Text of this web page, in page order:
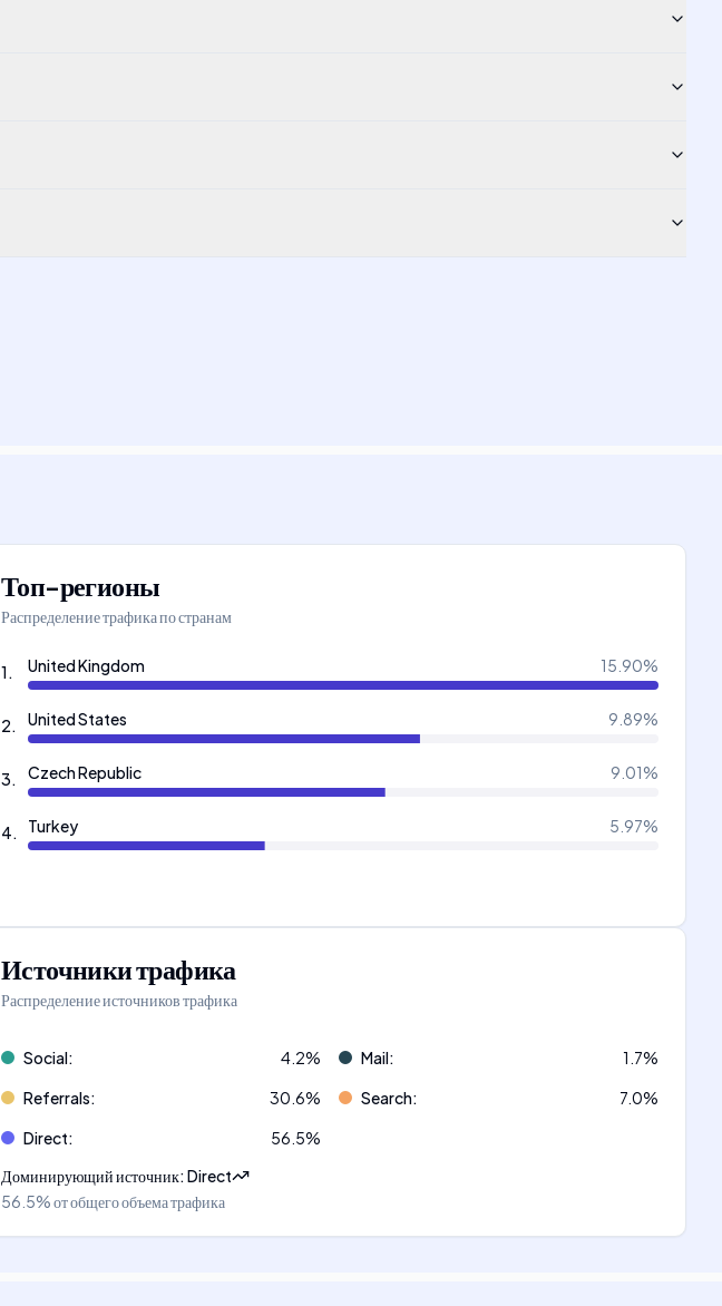
Топ-регионы
Распределение трафика по странам
1. United Kingdom 15.90%
2. United States 9.89%
3. Czech Republic 9.01%
4. Turkey 5.97%
Источники трафика
Распределение источников трафика
Social: 4.2% Mail: 1.7%
Referrals: 30.6% Search: 7.0%
Direct: 56.5%
Доминирующий источник:Direct
56.5%от общего объема трафика